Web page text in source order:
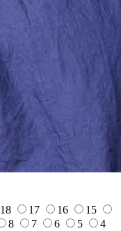
1914
1912
1907
1900
25 24
4
18 17 16
15
8 7 6 5
4